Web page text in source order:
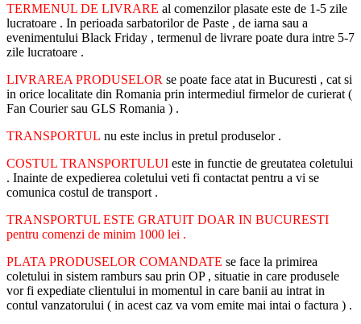
TERMENUL DE LIVRARE al comenzilor plasate este de 1-5 zile
lucratoare . In perioada sarbatorilor de Paste , de iarna sau a
evenimentului Black Friday , termenul de livrare poate dura intre 5-7
zile lucratoare .
LIVRAREA PRODUSELOR se poate face atat in Bucuresti , cat si
in orice localitate din Romania prin intermediul firmelor de curierat (
Fan Courier sau GLS Romania ) .
TRANSPORTUL nu este inclus in pretul produselor .
COSTUL TRANSPORTULUI este in functie de greutatea coletului
. Inainte de expedierea coletului veti fi contactat pentru a vi se
comunica costul de transport .
TRANSPORTUL ESTE GRATUIT DOAR IN BUCURESTI
pentru comenzi de minim 1000 lei .
PLATA PRODUSELOR COMANDATE se face la primirea
coletului in sistem ramburs sau prin OP , situatie in care produsele
vor fi expediate clientului in momentul in care banii au intrat in
contul vanzatorului ( in acest caz va vom emite mai intai o factura ) .